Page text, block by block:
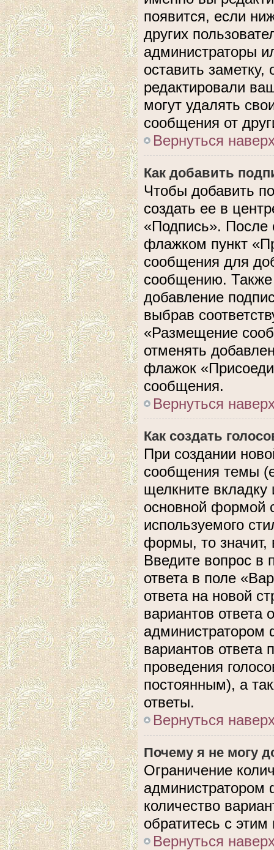
появится, если
других
администраторы
оставить заметку,
редактировали
могут удалять
сообщения от
Вернуться
Как добавить
Чтобы добавить
создать ее в
«Подпись». После
флажком пункт
сообщения для
сообщению. Также
добавление
выбрав
«Размещение
отменять
флажок
сообщения.
Вернуться
Как создать
При создании
сообщения темы
щелкните
основной формой
используемого
формы, то значит,
Введите вопрос в
ответа в поле
ответа на новой
вариантов ответа
администратором
вариантов ответа
проведения
постоянным), а
ответы.
Вернуться
Почему я не могу
Ограничение
количество
обратитесь с
Вернуться